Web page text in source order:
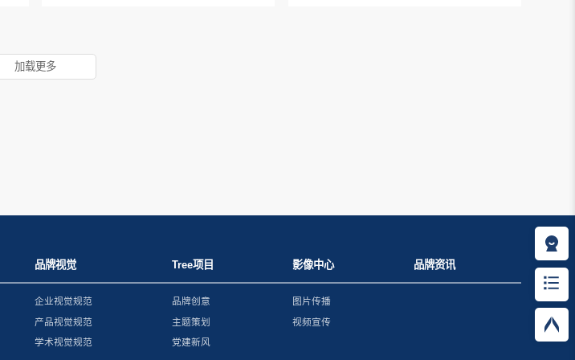
加载更多
品牌视觉
企业视觉规范
产品视觉规范
学术视觉规范
Tree项目
品牌创意
主题策划
党建新风
影像中心
图片传播
视频宣传
品牌资讯